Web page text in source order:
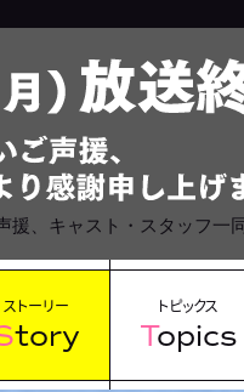
、キャスト・スタッフ一
ストーリー
Story
トピックス
Topics